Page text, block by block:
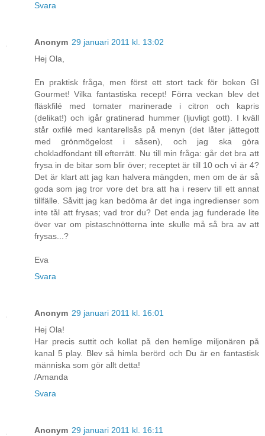
Svara
Anonym 29 januari 2011 kl. 13:02
Hej Ola,
En praktisk fråga, men först ett stort tack för boken GI
Gourmet! Vilka fantastiska recept! Förra veckan blev det
fläskfilé med tomater marinerade i citron och kapris
(delikat!) och igår gratinerad hummer (ljuvligt gott). I kväll
står oxfilé med kantarellsås på menyn (det låter jättegott
med grönmögelost i såsen), och jag ska göra
chokladfondant till efterrätt. Nu till min fråga: går det bra att
frysa in de bitar som blir över; receptet är till 10 och vi är 4?
Det är klart att jag kan halvera mängden, men om de är så
goda som jag tror vore det bra att ha i reserv till ett annat
tillfälle. Såvitt jag kan bedöma är det inga ingredienser som
inte tål att frysas; vad tror du? Det enda jag funderade lite
över var om pistaschnötterna inte skulle må så bra av att
frysas...?
Eva
Svara
Anonym 29 januari 2011 kl. 16:01
Hej Ola!
Har precis suttit och kollat på den hemlige miljonären på
kanal 5 play. Blev så himla berörd och Du är en fantastisk
människa som gör allt detta!
/Amanda
Svara
Anonym 29 januari 2011 kl. 16:11